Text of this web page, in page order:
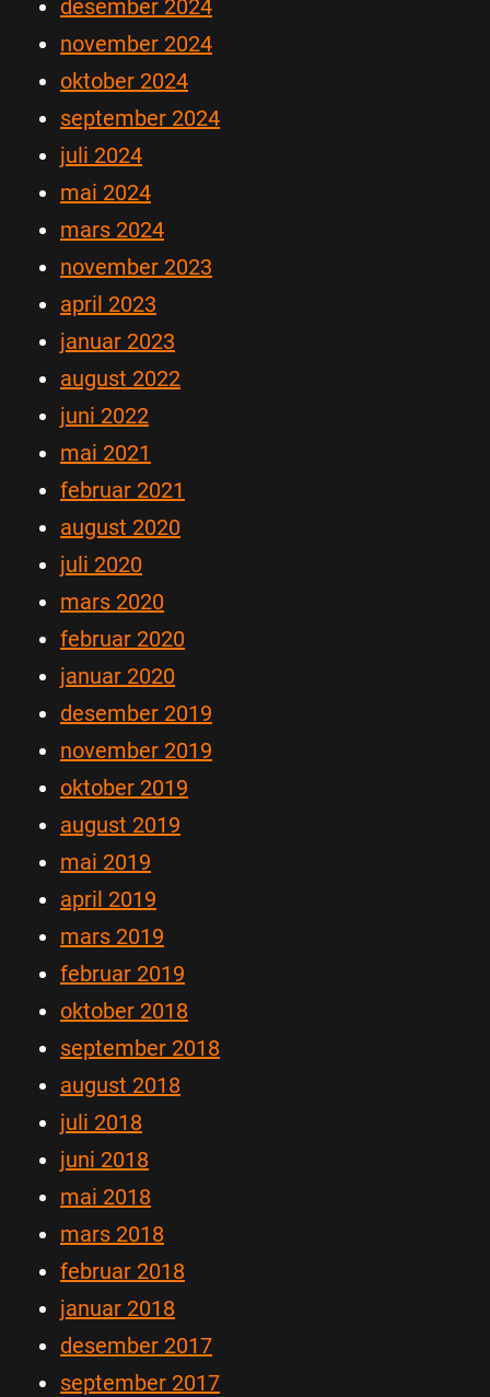
desember 2024
november 2024
oktober 2024
september 2024
juli 2024
mai 2024
mars 2024
november 2023
april 2023
januar 2023
august 2022
juni 2022
mai 2021
februar 2021
august 2020
juli 2020
mars 2020
februar 2020
januar 2020
desember 2019
november 2019
oktober 2019
august 2019
mai 2019
april 2019
mars 2019
februar 2019
oktober 2018
september 2018
august 2018
juli 2018
juni 2018
mai 2018
mars 2018
februar 2018
januar 2018
desember 2017
september 2017